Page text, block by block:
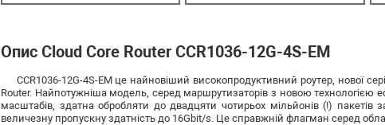
Опис Cloud Core Router CCR1036-12G-4S-EM
CCR1036-12G-4S-EMце найновіший високопродуктивний роутер, нової
Router. Найпотужніша модель, серед маршрутизаторів з новою технологією
масштабів, здатна обробляти до двадцяти чотирьох мільйонів (!) пакетів
величезну пропускну здатність до 16Gbit/s. Це справжній флагман серед